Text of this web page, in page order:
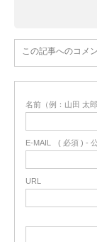
この記事へのコメ
名前（例：山田 太郎
E-MAIL ( 必須 ) -
URL